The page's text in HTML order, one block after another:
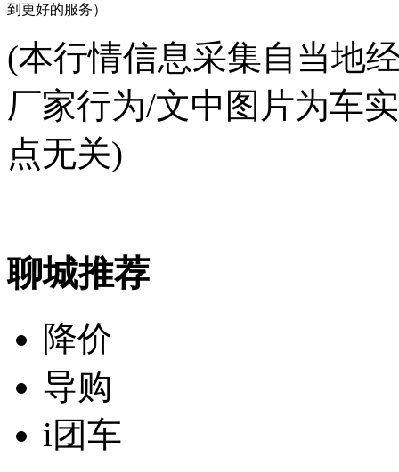
到更好的服务）
(本行情信息采集自当地
厂家行为/文中图片为车
点无关)
聊城推荐
降价
导购
i团车